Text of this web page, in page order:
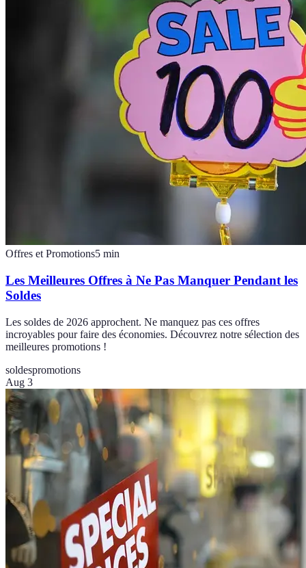
Offres et Promotions5 min
Les Meilleures Offres à Ne Pas Manquer Pendant les
Soldes
Les soldes de 2026 approchent. Ne manquez pas ces offres
incroyables pour faire des économies. Découvrez notre sélection des
meilleures promotions !
soldespromotions
Aug 3